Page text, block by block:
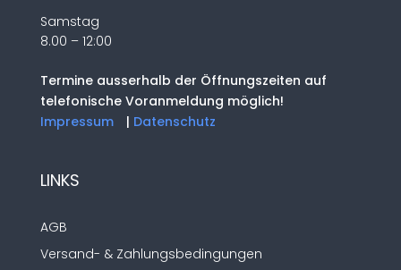
Samstag
8.00 – 12:00
Termine ausserhalb der Öffnungszeiten auf
telefonische Voranmeldung möglich!
Impressum
| Datenschutz
LINKS
AGB
Versand- & Zahlungsbedingungen